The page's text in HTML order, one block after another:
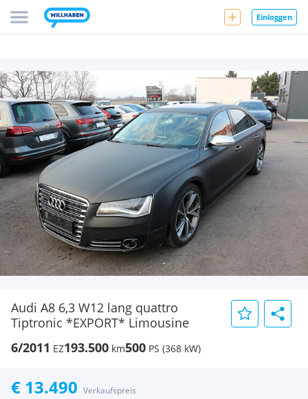
Einloggen
Audi A8 6,3 W12 lang quattro
Tiptronic *EXPORT* Limousine
6/2011 EZ193.500 km500 PS (368 kW)
€ 13.490 Verkaufspreis